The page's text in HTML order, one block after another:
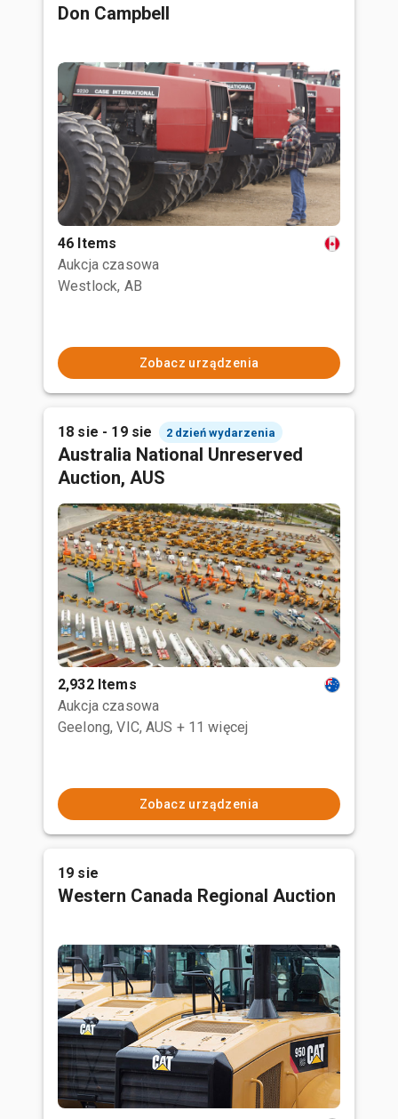
Don Campbell
46 Items
Aukcja czasowa
Westlock, AB
Zobacz urządzenia
18 sie - 19 sie 2 dzień wydarzenia
Australia National Unreserved
Auction, AUS
2,932 Items
Aukcja czasowa
Geelong, VIC, AUS + 11 więcej
Zobacz urządzenia
19 sie
Western Canada Regional Auction